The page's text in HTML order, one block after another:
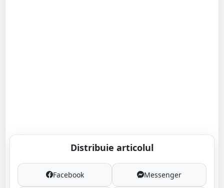
Distribuie articolul
Facebook Messenger